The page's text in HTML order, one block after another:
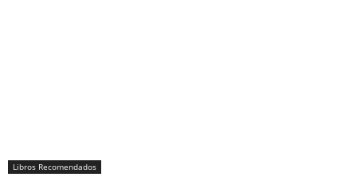
Libros Recomendados